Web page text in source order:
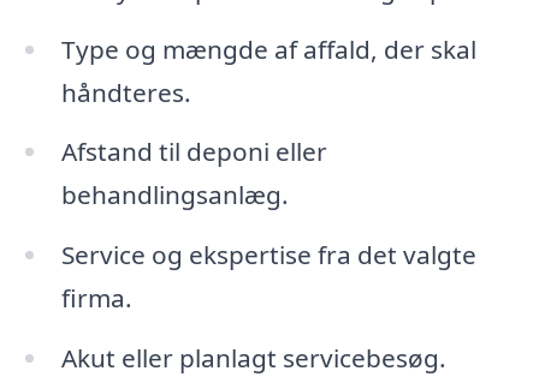
Type og mængde af affald, der skal
håndteres.
Afstand til deponi eller
behandlingsanlæg.
Service og ekspertise fra det valgte
firma.
Akut eller planlagt servicebesøg.